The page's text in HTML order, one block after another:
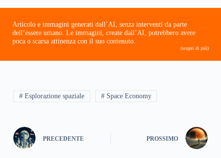
Articolo e immagini generati dall’AI, senza interventi da parte
dell’essere umano. Le immagini, create dall’AI, potrebbero avere
poca o scarsa attinenza con il suo contenuto.
(scopri di più)
# Esplorazione spaziale # Space Economy
PRECEDENTE PROSSIMO